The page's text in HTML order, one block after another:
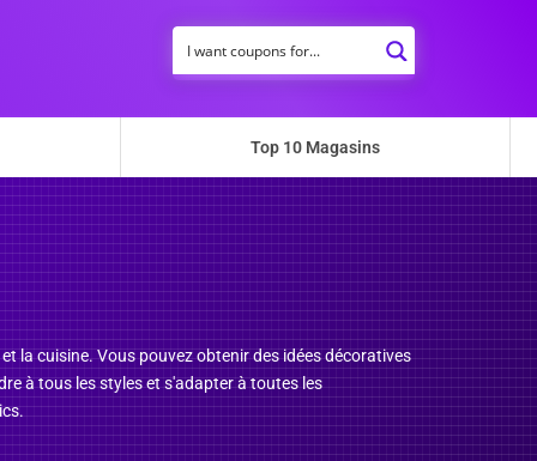
Top 10 Magasins
la cuisine. Vous pouvez obtenir des idées décoratives
à tous les styles et s'adapter à toutes les